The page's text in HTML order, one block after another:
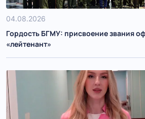
04.08.2026
Гордость БГМУ: присвоение звания
«лейтенант»